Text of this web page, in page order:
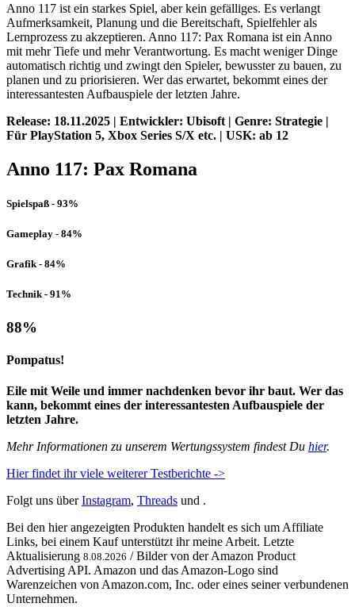
Anno 117 ist ein starkes Spiel, aber kein gefälliges. Es verlangt
Aufmerksamkeit, Planung und die Bereitschaft, Spielfehler als
Lernprozess zu akzeptieren. Anno 117: Pax Romana ist ein Anno
mit mehr Tiefe und mehr Verantwortung. Es macht weniger Dinge
automatisch richtig und zwingt den Spieler, bewusster zu bauen, zu
planen und zu priorisieren. Wer das erwartet, bekommt eines der
interessantesten Aufbauspiele der letzten Jahre.
Release: 18.11.2025 | Entwickler: Ubisoft | Genre: Strategie |
Für PlayStation 5, Xbox Series S/X etc. | USK: ab 12
Anno 117: Pax Romana
Spielspaß - 93%
Gameplay - 84%
Grafik - 84%
Technik - 91%
88%
Pompatus!
Eile mit Weile und immer nachdenken bevor ihr baut. Wer das
kann, bekommt eines der interessantesten Aufbauspiele der
letzten Jahre.
Mehr Informationen zu unserem Wertungssystem findest Du hier.
Hier findet ihr viele weiterer Testberichte ->
Folgt uns überInstagram, Threads und .
Bei den hier angezeigten Produkten handelt es sich um Affiliate
Links, bei einem Kauf unterstützt ihr meine Arbeit. Letzte
Aktualisierung 8.08.2026 / Bilder von der Amazon Product
Advertising API. Amazon und das Amazon-Logo sind
Warenzeichen von Amazon.com, Inc. oder eines seiner verbundenen
Unternehmen.